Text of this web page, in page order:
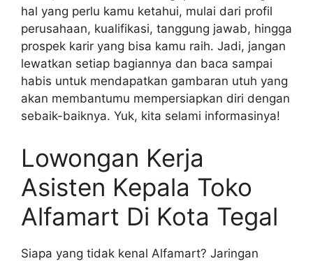
hal yang perlu kamu ketahui, mulai dari profil
perusahaan, kualifikasi, tanggung jawab, hingga
prospek karir yang bisa kamu raih. Jadi, jangan
lewatkan setiap bagiannya dan baca sampai
habis untuk mendapatkan gambaran utuh yang
akan membantumu mempersiapkan diri dengan
sebaik-baiknya. Yuk, kita selami informasinya!
Lowongan Kerja
Asisten Kepala Toko
Alfamart Di Kota Tegal
Siapa yang tidak kenal Alfamart? Jaringan